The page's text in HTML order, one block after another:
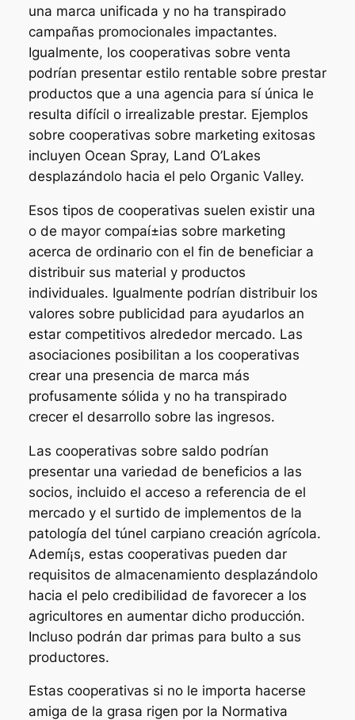
una marca unificada y no ha transpirado
campañas promocionales impactantes.
Igualmente, los cooperativas sobre venta
podrían presentar estilo rentable sobre prestar
productos que a una agencia para sí única le
resulta difícil o irrealizable prestar. Ejemplos
sobre cooperativas sobre marketing exitosas
incluyen Ocean Spray, Land O’Lakes
desplazándolo hacia el pelo Organic Valley.
Esos tipos de cooperativas suelen existir una
o de mayor compaí±ias sobre marketing
acerca de ordinario con el fin de beneficiar a
distribuir sus material y productos
individuales. Igualmente podrían distribuir los
valores sobre publicidad para ayudarlos an
estar competitivos alrededor mercado. Las
asociaciones posibilitan a los cooperativas
crear una presencia de marca más
profusamente sólida y no ha transpirado
crecer el desarrollo sobre las ingresos.
Las cooperativas sobre saldo podrían
presentar una variedad de beneficios a las
socios, incluido el acceso a referencia de el
mercado y el surtido de implementos de la
patologí­a del túnel carpiano creación agrícola.
Ademí¡s, estas cooperativas pueden dar
requisitos de almacenamiento desplazándolo
hacia el pelo credibilidad de favorecer a los
agricultores en aumentar dicho producción.
Incluso podrán dar primas para bulto a sus
productores.
Estas cooperativas si no le importa hacerse
amiga de la grasa rigen por la Normativa